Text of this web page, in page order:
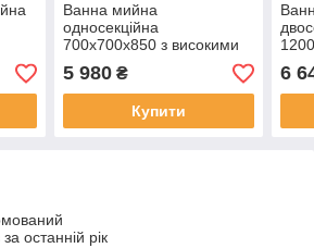
Ванна мийна
односекційна
700х700х850 з високими
бортами та полицею з
нержавіючої сталі
5 980₴
Купити
з
6
останній рік